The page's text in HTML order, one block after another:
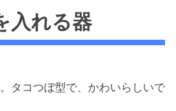
入れる器
タコつぼ型で、かわいらしいで